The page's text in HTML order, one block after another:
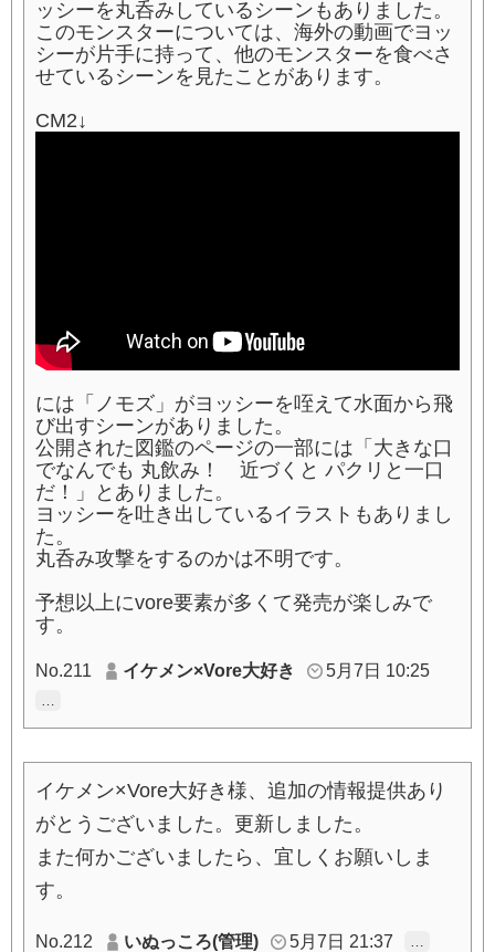
ッシーを丸呑みしているシーンもありました。
このモンスターについては、海外の動画でヨッ
シーが片手に持って、他のモンスターを食べさ
せているシーンを見たことがあります。
CM2↓
には「ノモズ」がヨッシーを咥えて水面から飛
び出すシーンがありました。
公開された図鑑のページの一部には「大きな口
でなんでも 丸飲み！ 近づくと パクリと一口
だ！」とありました。
ヨッシーを吐き出しているイラストもありまし
た。
丸呑み攻撃をするのかは不明です。
予想以上にvore要素が多くて発売が楽しみで
す。
No.211 イケメン×Vore大好き 5月7日 10:25
イケメン×Vore大好き様、追加の情報提供あり
がとうございました。更新しました。
また何かございましたら、宜しくお願いしま
す。
No.212 いぬっころ(管理) 5月7日 21:37 …